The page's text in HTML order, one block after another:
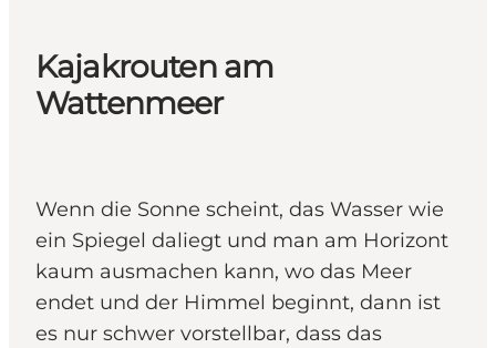
Kajakrouten am
Wattenmeer
Wenn die Sonne scheint, das Wasser wie
ein Spiegel daliegt und man am Horizont
kaum ausmachen kann, wo das Meer
endet und der Himmel beginnt, dann ist
es nur schwer vorstellbar, dass das